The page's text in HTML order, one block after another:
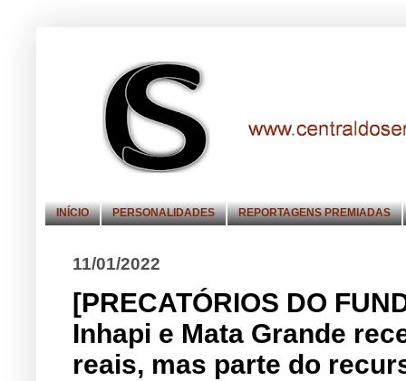
INÍCIO PERSONALIDADES REPORTAGENS PREMIADAS
11/01/2022
[PRECATÓRIOS DO
Inhapi e Mata Grande
reais, mas parte do